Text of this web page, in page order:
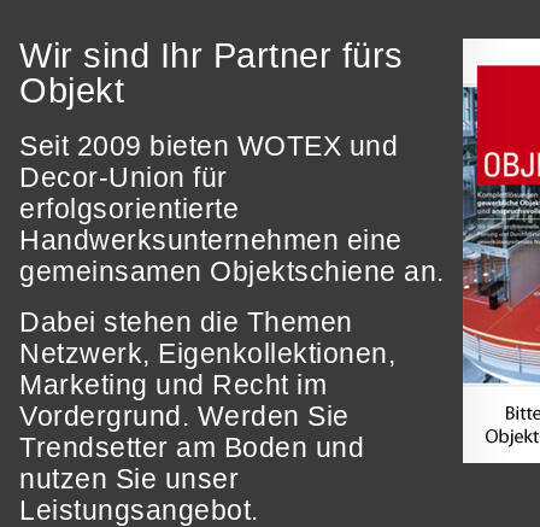
Wir sind Ihr Partner fürs
Objekt
Seit 2009 bieten WOTEX und
Decor-Union für
erfolgsorientierte
Handwerksunternehmen eine
gemeinsamen Objektschiene an.
Dabei stehen die Themen
Netzwerk, Eigenkollektionen,
Marketing und Recht im
Vordergrund. Werden Sie
Trendsetter am Boden und
nutzen Sie unser
Leistungsangebot.